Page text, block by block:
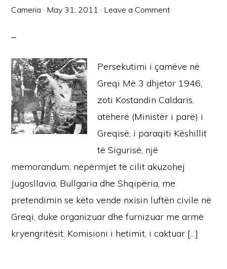
Cameria · May 31, 2011 · Leave a Comment
Persekutimi i çamëve në
Greqi Më 3 dhjetor 1946,
zoti Kostandin Caldaris,
atëherë (Ministër i parë) i
Greqisë, i paraqiti Këshillit
të Sigurisë, një
memorandum, nëpërmjet të cilit akuzohej
Jugosllavia, Bullgaria dhe Shqipëria, me
pretendimin se këto vende nxisin luftën civile në
Greqi, duke organizuar dhe furnizuar me armë
kryengritësit. Komisioni i hetimit, i caktuar […]